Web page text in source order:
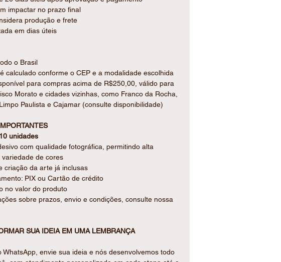
impactar no prazo final
produção e frete
em dias úteis
o Brasil
calculado conforme o CEP e a modalidade escolhida
para compras acima de R$250,00, válido para
Morato e cidades vizinhas, como Franco da Rocha,
Paulista e Cajamar (consulte disponibilidade)
10 unidades
com qualidade fotográfica, permitindo alta
de cores
criação da arte já inclusas
PIX ou Cartão de crédito
no valor do produto
sobre prazos, envio e condições, consulte nossa
SUA IDEIA EM UMA LEMBRANÇA
WhatsApp, envie sua ideia e nós desenvolvemos todo